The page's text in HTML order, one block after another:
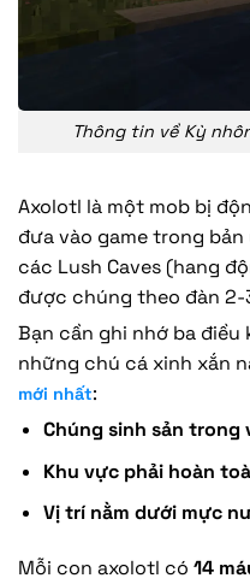
Thông tin về Kỳ
Axolotl là một mob bị
đưa vào game trong bản
các Lush Caves (hang
được chúng theo đàn 2-
Bạn cần ghi nhớ ba
những chú cá xinh xắn
mới nhất:
Chúng sinh sản trong
Khu vực phải hoàn
Vị trí nằm dưới mực
Mỗi con axolotl có 14